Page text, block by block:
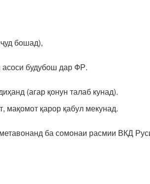
бошад),
асоси будубош дар ФР.
(агар қонун талаб кунад).
мақомот қарор қабул мекунад.
ба сомонаи расмии ВКД